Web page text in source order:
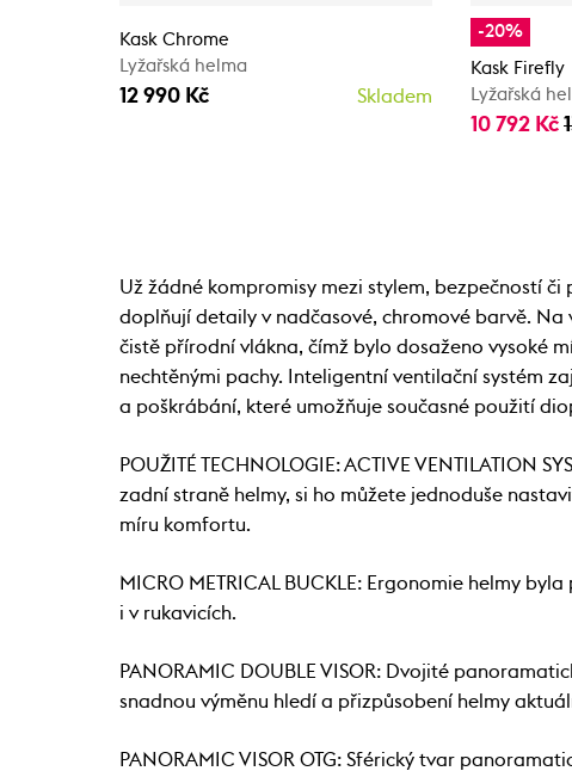
Kask Chrome
Lyžařská helma
12 990 Kč Skladem
-20%
Kask Firefly
Lyžařská
10 792 Kč
Už žádné kompromisy mezi stylem, bezpečností
doplňují detaily v nadčasové, chromové barvě.
čistě přírodní vlákna, čímž bylo dosaženo vysoké
nechtěnými pachy. Inteligentní ventilační systém
a poškrábání, které umožňuje současné použití
POUŽITÉ TECHNOLOGIE: ACTIVE
zadní straně helmy, si ho můžete jednoduše
míru komfortu.
MICRO METRICAL BUCKLE: Ergonomie helmy
i v rukavicích.
PANORAMIC DOUBLE VISOR: Dvojité
snadnou výměnu hledí a přizpůsobení helmy
PANORAMIC VISOR OTG: Sférický tvar